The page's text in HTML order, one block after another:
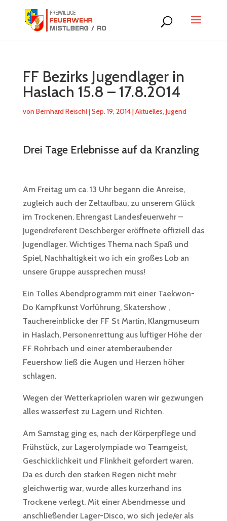
FF Bezirks Jugendlager in
Haslach 15.8 – 17.8.2014
vonBernhard Reischl|Sep. 19, 2014|Aktuelles,Jugend
Drei Tage Erlebnisse auf da Kranzling
Am Freitag um ca. 13 Uhr begann die Anreise,
zugleich auch der Zeltaufbau, zu unserem Glück
im Trockenen. Ehrengast Landesfeuerwehr –
Jugendreferent Deschberger eröffnete offiziell das
Jugendlager. Wichtiges Thema nach Spaß und
Spiel, Nachhaltigkeit wo ich ein großes Lob an
unsere Gruppe aussprechen muss!
Ein Tolles Abendprogramm mit einer Taekwon-
Do Kampfkunst Vorführung, Skatershow ,
Tauchereinblicke der FF St Martin, Klangmuseum
in Haslach, Personenrettung aus luftiger Höhe der
FF Rohrbach und einer atemberaubender
Feuershow ließ die Augen und Herzen höher
schlagen.
Wegen der Wetterkapriolen waren wir gezwungen
alles wasserfest zu Lagern und Richten.
Am Samstag ging es, nach der Körperpflege und
Frühstück, zur Lagerolympiade wo Teamgeist,
Geschicklichkeit und Flinkheit gefordert waren.
Da es durch den starken Regen nicht mehr
gleichwertig war, wurde alles kurzerhand ins
Trockene verlegt. Mit einer Abendmesse und
anschließender Lager-Disco, wo sich jede/er als